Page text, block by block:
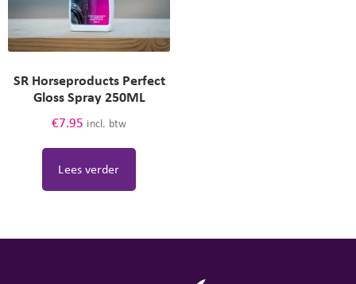
SR Horseproducts Perfect
Gloss Spray 250ML
€7.95 incl. btw
Lees verder